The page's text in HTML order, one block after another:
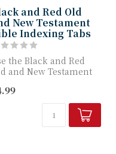
and Red Old
New Testament
Indexing Tabs
the Black and Red
and New Testament
distin...